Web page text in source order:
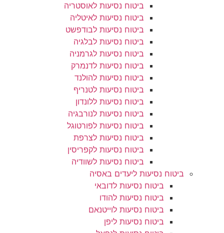
ביטוח נסיעות לאוסטריה
ביטוח נסיעות לאיטליה
ביטוח נסיעות לבודפשט
ביטוח נסיעות לבלגיה
ביטוח נסיעות לגרמניה
ביטוח נסיעות לדנמרק
ביטוח נסיעות להולנד
ביטוח נסיעות לטנריף
ביטוח נסיעות ללונדון
ביטוח נסיעות לנורבגיה
ביטוח נסיעות לפורטוגל
ביטוח נסיעות לצרפת
ביטוח נסיעות לקפריסין
ביטוח נסיעות לשוודיה
ביטוח נסיעות ליעדים באסיה
ביטוח נסיעות לדובאי
ביטוח נסיעות להודו
ביטוח נסיעות לוייטנאם
ביטוח נסיעות ליפן